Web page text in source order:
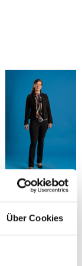
Über Cookies